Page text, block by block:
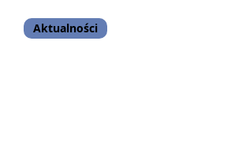
Aktualności